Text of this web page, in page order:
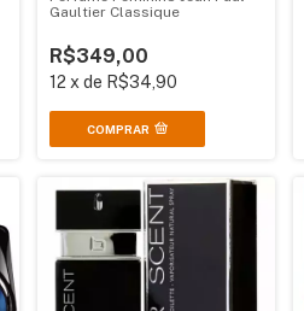
Gaultier Classique
R$349,00
12 xde R$34,90
COMPRAR